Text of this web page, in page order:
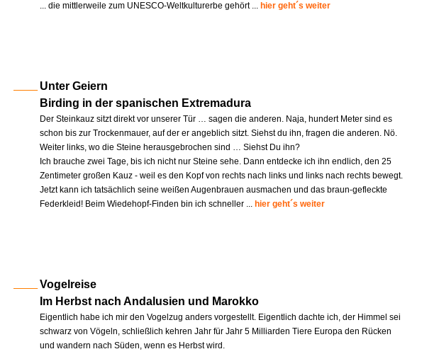
... die mittlerweile zum UNESCO-Weltkulturerbe gehört ... hier geht´s weiter
Unter Geiern
Birding in der spanischen Extremadura
Der Steinkauz sitzt direkt vor unserer Tür … sagen die anderen. Naja, hundert Meter sind es
schon bis zur Trockenmauer, auf der er angeblich sitzt. Siehst du ihn, fragen die anderen. Nö.
Weiter links, wo die Steine herausgebrochen sind … Siehst Du ihn?
Ich brauche zwei Tage, bis ich nicht nur Steine sehe. Dann entdecke ich ihn endlich, den 25
Zentimeter großen Kauz - weil es den Kopf von rechts nach links und links nach rechts bewegt.
Jetzt kann ich tatsächlich seine weißen Augenbrauen ausmachen und das braun-gefleckte
Federkleid! Beim Wiedehopf-Finden bin ich schneller ... hier geht´s weiter
Vogelreise
Im Herbst nach Andalusien und Marokko
Eigentlich habe ich mir den Vogelzug anders vorgestellt. Eigentlich dachte ich, der Himmel sei
schwarz von Vögeln, schließlich kehren Jahr für Jahr 5 Milliarden Tiere Europa den Rücken
und wandern nach Süden, wenn es Herbst wird.